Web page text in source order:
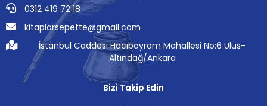
0312 419 72 18
kitaplarsepette@gmail.com
İstanbul Caddesi Hacıbayram Mahallesi No:6 Ulus-
Altındağ/Ankara
Bizi Takip Edin